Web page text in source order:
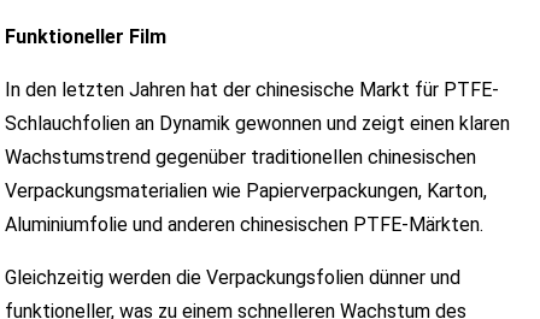
Funktioneller Film
In den letzten Jahren hat der chinesische Markt für PTFE-
Schlauchfolien an Dynamik gewonnen und zeigt einen klaren
Wachstumstrend gegenüber traditionellen chinesischen
Verpackungsmaterialien wie Papierverpackungen, Karton,
Aluminiumfolie und anderen chinesischen PTFE-Märkten.
Gleichzeitig werden die Verpackungsfolien dünner und
funktioneller, was zu einem schnelleren Wachstum des